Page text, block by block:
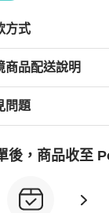
方式
商品配送說明
問題
後，商品收至